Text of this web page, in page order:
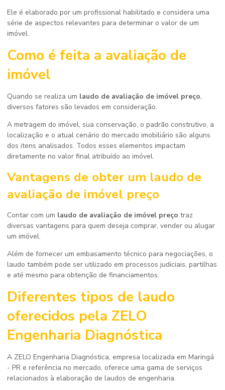
Ele é elaborado por um profissional habilitado e considera uma
série de aspectos relevantes para determinar o valor de um
imóvel.
Como é feita a avaliação de
imóvel
Quando se realiza um laudo de avaliação de imóvel preço,
diversos fatores são levados em consideração.
A metragem do imóvel, sua conservação, o padrão construtivo, a
localização e o atual cenário do mercado imobiliário são alguns
dos itens analisados. Todos esses elementos impactam
diretamente no valor final atribuído ao imóvel.
Vantagens de obter um laudo de
avaliação de imóvel preço
Contar com um laudo de avaliação de imóvel preço traz
diversas vantagens para quem deseja comprar, vender ou alugar
um imóvel.
Além de fornecer um embasamento técnico para negociações, o
laudo também pode ser utilizado em processos judiciais, partilhas
e até mesmo para obtenção de financiamentos.
Diferentes tipos de laudo
oferecidos pela ZELO
Engenharia Diagnóstica
A ZELO Engenharia Diagnóstica, empresa localizada em Maringá
- PR e referência no mercado, oferece uma gama de serviços
relacionados à elaboração de laudos de engenharia.